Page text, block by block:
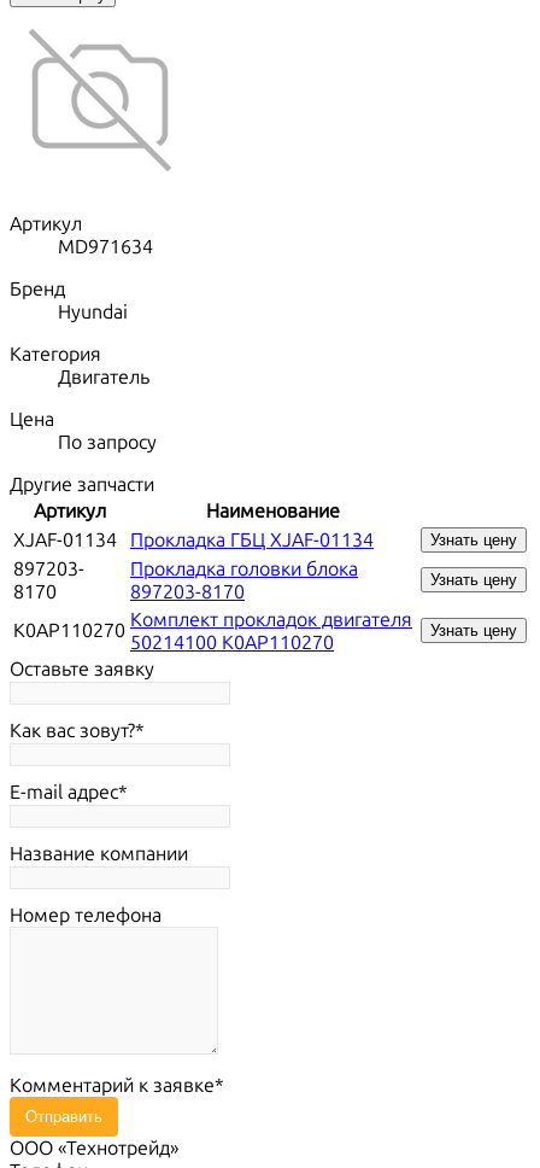
Артикул
MD971634
Бренд
Hyundai
Категория
Двигатель
Цена
По запросу
Другие запчасти
Артикул
Наименование
XJAF-01134
Прокладка ГБЦ XJAF-01134 Узнать цену
897203-
8170
Прокладка головки блока
897203-8170
Узнать цену
K0AP110270 Комплект прокладок двигателя
50214100 K0AP110270
Узнать цену
Оставьте заявку
Как вас зовут?
E-mail адрес
Название компании
Номер телефона
Комментарий к заявке
Отправить
ООО «Технотрейд»